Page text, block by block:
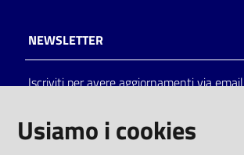
on line
NEWSLETTER
Iscriviti per avere aggiornamenti via email
Usiamo i cookies